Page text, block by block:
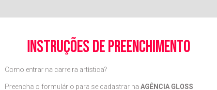
instruções de preenchimento
Como entrar na carreira artística?
Preencha o formulário para se cadastrar na AGÊNCIA GLOSS